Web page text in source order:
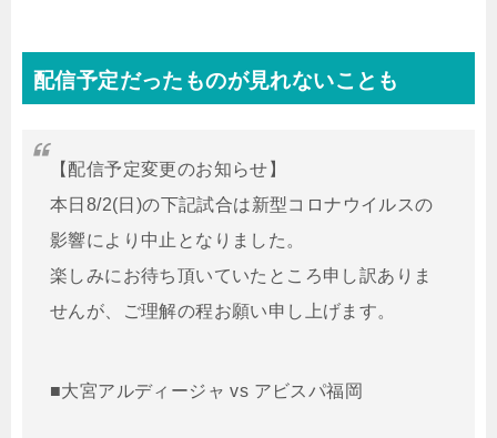
配信予定だったものが見れないことも
【配信予定変更のお知らせ】
本日8/2(日)の下記試合は新型コロナウイルスの
影響により中止となりました。
楽しみにお待ち頂いていたところ申し訳ありま
せんが、ご理解の程お願い申し上げます。
■大宮アルディージャ vs アビスパ福岡